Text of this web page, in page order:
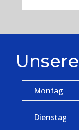
Montag
Dienstag